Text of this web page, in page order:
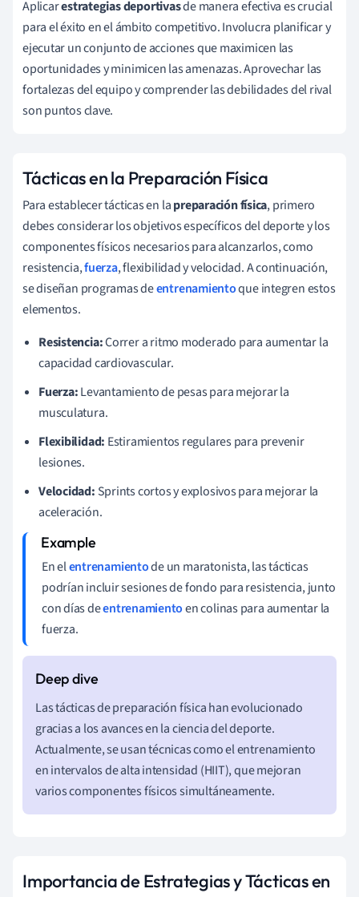
Aplicarestrategias deportivasde manera efectiva es crucial
para el éxito en el ámbito competitivo. Involucra planificar y
ejecutar un conjunto de acciones que maximicen las
oportunidades y minimicen las amenazas. Aprovechar las
fortalezas del equipo y comprender las debilidades del rival
son puntos clave.
Tácticas en la Preparación Física
Para establecer tácticas en lapreparación física, primero
debes considerar los objetivos específicos del deporte y los
componentes físicos necesarios para alcanzarlos, como
resistencia,fuerza, flexibilidad y velocidad. A continuación,
se diseñan programas deentrenamientoque integren estos
elementos.
Resistencia:Correr a ritmo moderado para aumentar la
capacidad cardiovascular.
Fuerza:Levantamiento de pesas para mejorar la
musculatura.
Flexibilidad: Estiramientos regulares para prevenir
lesiones.
Velocidad: Sprints cortos y explosivos para mejorar la
aceleración.
En elentrenamientode un maratonista, las tácticas
podrían incluir sesiones de fondo para resistencia, junto
con días deentrenamientoen colinas para aumentar la
fuerza.
Las tácticas de preparación física han evolucionado
gracias a los avances en la ciencia del deporte.
Actualmente, se usan técnicas como el entrenamiento
en intervalos de alta intensidad (HIIT), que mejoran
varios componentes físicos simultáneamente.
Importancia de Estrategias y Tácticas en